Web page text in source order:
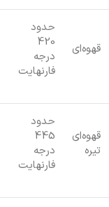
قهوه‌ای
حدود
420
درجه
فارنهایت
قهوه‌ای
تیره
حدود
445
درجه
فارنهایت